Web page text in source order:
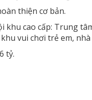
thiện cơ bản.
khu cao cấp: Trung
vui chơi trẻ em,
tỷ.